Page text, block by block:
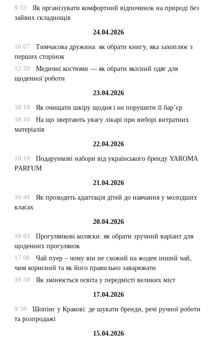
9:53
Як організувати комфортний відпочинок на природі без
зайвих складнощів
24.04.2026
16:07
Тимчасова дружина: як обрати книгу, яка захоплює з
перших сторінок
12:20
Медичні костюми — як обрати якісний одяг для
щоденної роботи
23.04.2026
18:19
Як очищати шкіру щодня і не порушити її бар’єр
18:10
На що звертають увагу лікарі при виборі витратних
матеріалів
22.04.2026
10:19
Подарункові набори від українського бренду YAROMA
PARFUM
21.04.2026
16:49
Як проходить адаптація дітей до навчання у молодших
класах
20.04.2026
18:03
Прогулянкові коляски: як обрати зручний варіант для
щоденних прогулянок
17:06
Чай пуер – чому він не схожий на жоден інший чай,
чим корисний та як його правильно заварювати
16:59
Як змінюється освіта у передмісті великих міст
17.04.2026
9:59
Шопінг у Кракові: де шукати бренди, речі ручної роботи
та розпродажі
15.04.2026